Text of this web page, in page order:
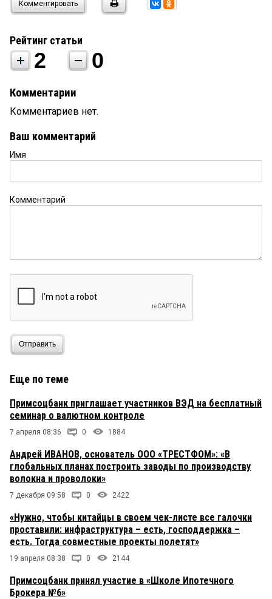
Комментировать
Рейтинг статьи
2 0
Комментарии
Комментариев нет.
Ваш комментарий
Имя
Комментарий
Отправить
Еще по теме
Примсоцбанк приглашает участников ВЭД на бесплатный
семинар о валютном контроле
7 апреля 08:36 0 1884
Андрей ИВАНОВ, основатель ООО «ТРЕСТФОМ»: «В
глобальных планах построить заводы по производству
волокна и проволоки»
7 декабря 09:58 0 2422
«Нужно, чтобы китайцы в своем чек-листе все галочки
проставили: инфраструктура – есть, господдержка –
есть. Тогда совместные проекты полетят»
19 апреля 08:38 0 2144
Примсоцбанк принял участие в «Школе Ипотечного
Брокера №6»